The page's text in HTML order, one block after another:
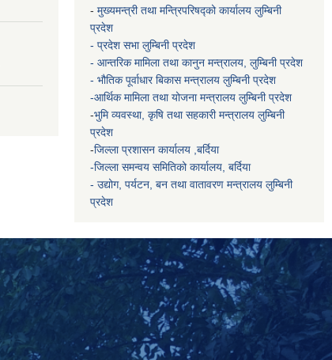
- मुख्यमन्त्री तथा मन्त्रिपरिषद्को कार्यालय लुम्बिनी
प्रदेश
- प्रदेश सभा लुम्बिनी प्रदेश
- आन्तरिक मामिला तथा कानुन मन्त्रालय, लुम्बिनी प्रदेश
- भौतिक पूर्वाधार बिकास मन्त्रालय लुम्बिनी प्रदेश
-आर्थिक मामिला तथा योजना मन्त्रालय लुम्बिनी प्रदेश
-भुमि व्यवस्था, कृषि तथा सहकारी मन्त्रालय लुम्बिनी
प्रदेश
-जिल्ला प्रशासन कार्यालय ,बर्दिया
-जिल्ला समन्वय समितिको कार्यालय, बर्दिया
- उद्योग, पर्यटन, बन तथा वातावरण मन्त्रालय लुम्बिनी
प्रदेश